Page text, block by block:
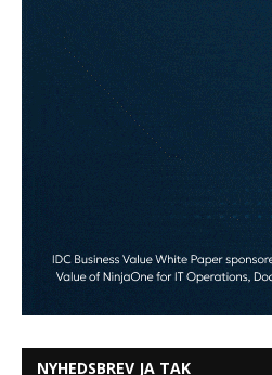
NYHEDSBREV JA TAK